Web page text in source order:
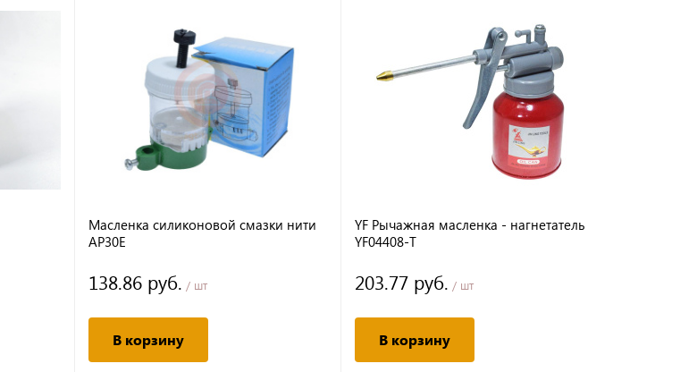
Масленка силиконовой смазки нити
AP30E
138.86 руб. / шт
В корзину
YF Рычажная масленка - нагнетатель
YF04408-T
203.77 руб. / шт
В корзину